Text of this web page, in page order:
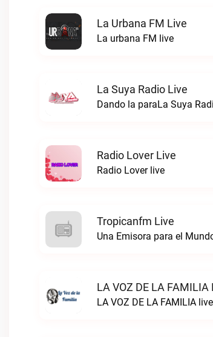
La Urbana FM Live
La urbana FM live
La Suya Radio Live
Dando la paraLa Suya
Radio Lover Live
Radio Lover live
Tropicanfm Live
Una Emisora para el
LA VOZ DE LA FAMILIA
LA VOZ DE LA FAMILIA live